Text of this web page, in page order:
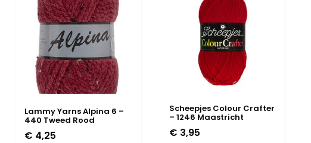
Lammy Yarns Alpina 6 –
440 Tweed Rood
€ 4,25
Scheepjes Colour Crafter
– 1246 Maastricht
€ 3,95